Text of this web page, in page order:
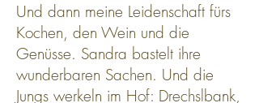
Und dann meine Leidenschaft fürs
Kochen, den Wein und die
Genüsse. Sandra bastelt ihre
wunderbaren Sachen. Und die
Jungs werkeln im Hof: Drechslbank,